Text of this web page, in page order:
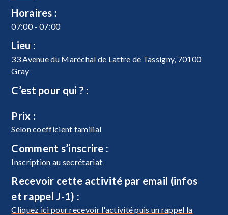
Horaires :
07:00 - 07:00
Lieu :
33 Avenue du Maréchal de Lattre de Tassigny, 70100
Gray
C’est pour qui ? :
Prix :
Selon coefficient familial
Comment s’inscrire :
Inscription au secrétariat
Recevoir cette activité par email (infos
et rappel J-1) :
Cliquez ici pour recevoir l'activité puis un rappel la